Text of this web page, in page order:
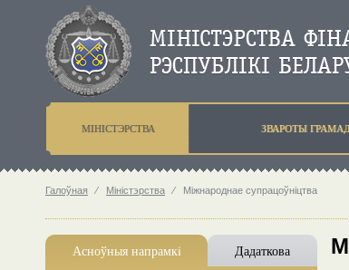
МIНIСТЭРСТВА ЗВАРОТЫ
Галоўная ⁄ Мiнiстэрства ⁄ Мiжнароднае супрацоўніцтва
Асноўныя напрамкi Дадаткова